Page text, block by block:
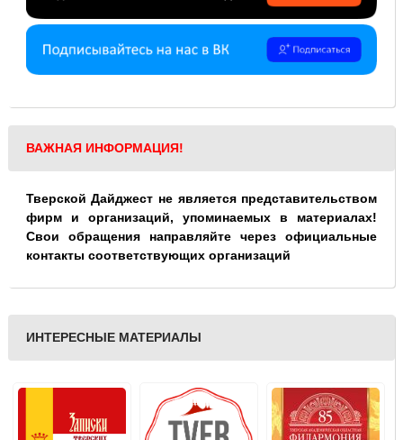
ВАЖНАЯ ИНФОРМАЦИЯ!
Тверской Дайджест не является представительством
фирм и организаций, упоминаемых в материалах!
Свои обращения направляйте через официальные
контакты соответствующих организаций
ИНТЕРЕСНЫЕ МАТЕРИАЛЫ